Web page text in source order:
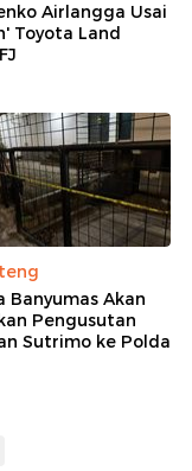
Airlangga Usai
Toyota Land
Banyumas Akan
Pengusutan
Sutrimo ke Polda